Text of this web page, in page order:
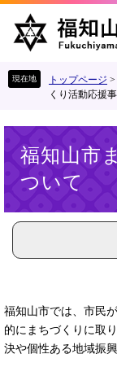
す
し
トップページ >
くり活動応援
福知山市
ついて
福知山市では、市民
的にまちづくりに取
決や個性ある地域振